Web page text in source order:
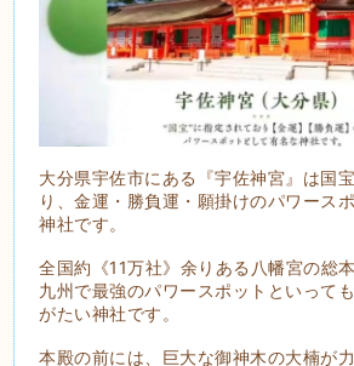
大分県宇佐市にある『宇佐神宮』は国
り、金運・勝負運・願掛けのパワース
神社です。
全国約《11万社》余りある八幡宮の総
九州で最強のパワースポットといって
がたい神社です。
本殿の前には、巨大な御神木の大楠が